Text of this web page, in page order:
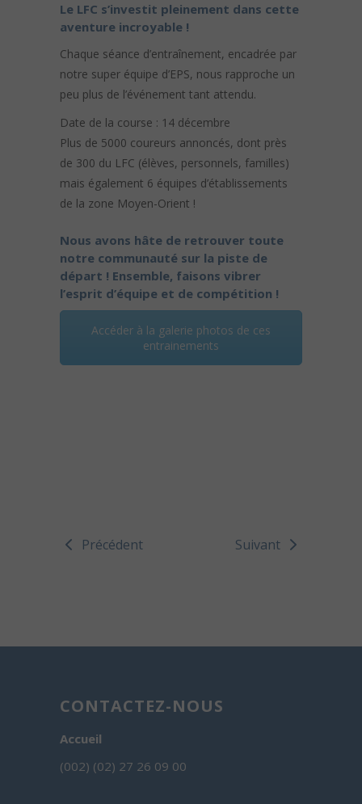
Le LFC s’investit pleinement dans cette
aventure incroyable !
Chaque séance d’entraînement, encadrée par
notre super équipe d’EPS, nous rapproche un
peu plus de l’événement tant attendu.
Date de la course : 14 décembre
Plus de 5000 coureurs annoncés, dont près
de 300 du LFC (élèves, personnels, familles)
mais également 6 équipes d’établissements
de la zone Moyen-Orient !
Nous avons hâte de retrouver toute
notre communauté sur la piste de
départ ! Ensemble, faisons vibrer
l’esprit d’équipe et de compétition !
Accéder à la galerie photos de ces
entrainements
Précédent Suivant
CONTACTEZ-NOUS
Accueil
(002) (02) 27 26 09 00